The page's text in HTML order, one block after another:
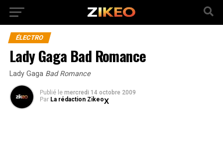
ÉLECTRO
Lady Gaga Bad Romance
Lady Gaga Bad Romance
Publié le mercredi 14 octobre 2009
Par La rédaction Zikeo